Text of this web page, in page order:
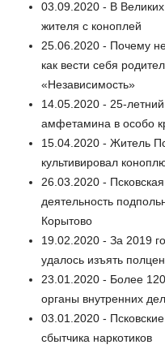
03.09.2020 - В
жителя с коноплей
25.06.2020 - Почему
как вести себя
«Независимость»
14.05.2020 - 25-
амфетамина в особо
15.04.2020 - Житель
культивировал
26.03.2020 -
деятельность
Корытово
19.02.2020 - За 2019
удалось изъять
23.01.2020 - Более
органы внутренних
03.01.2020 -
сбытчика наркотиков